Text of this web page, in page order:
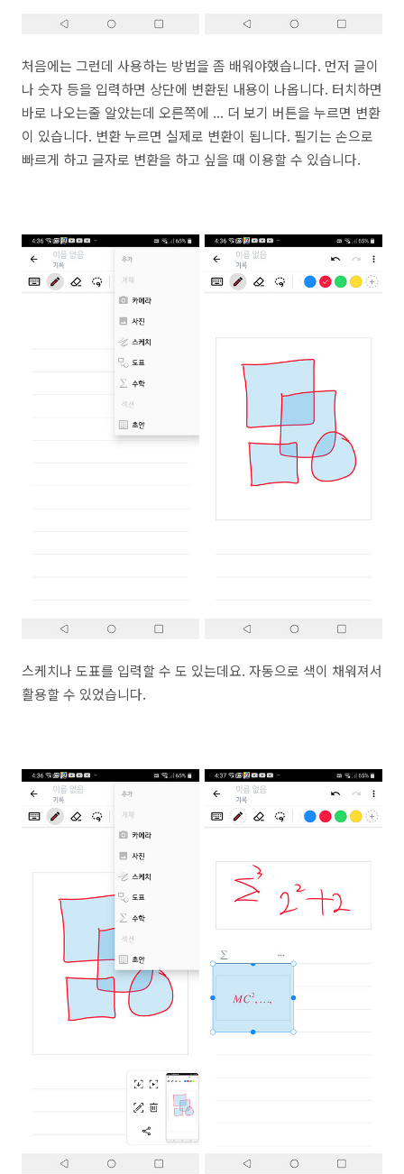
처음에는 그런데 사용하는 방법을 좀 배워야했습니다. 먼저 글이
나 숫자 등을 입력하면 상단에 변환된 내용이 나옵니다. 터치하면
바로 나오는줄 알았는데 오른쪽에 ... 더 보기 버튼을 누르면 변환
이 있습니다. 변환 누르면 실제로 변환이 됩니다. 필기는 손으로
빠르게 하고 글자로 변환을 하고 싶을 때 이용할 수 있습니다.
스케치나 도표를 입력할 수 도 있는데요. 자동으로 색이 채워져서
활용할 수 있었습니다.